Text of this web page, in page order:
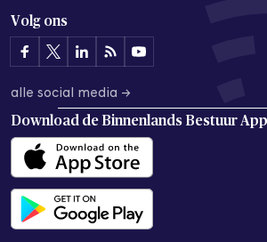
Volg ons
alle social media →
Download de Binnenlands Bestuur App